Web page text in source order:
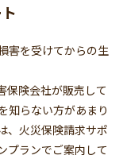
害を受けてからの生
保険会社が販売して
知らない方があまり
、火災保険請求サポ
プランでご案内して